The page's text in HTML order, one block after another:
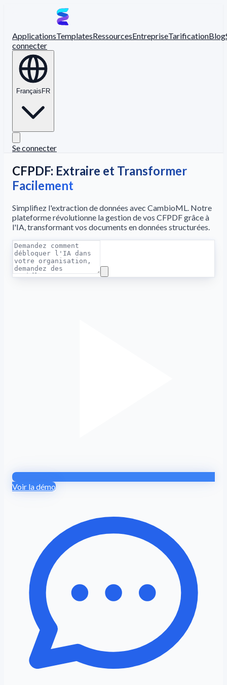
ApplicationsTemplatesRessourcesEntrepriseTarificationBlog
connecter
Français FR
Se connecter
CFPDF: Extraire et Transformer
Facilement
Simplifiez l'extraction de données avec CambioML. Notre
plateforme révolutionne la gestion de vos CFPDF grâce à
l'IA, transformant vos documents en données structurées.
Voir la démo